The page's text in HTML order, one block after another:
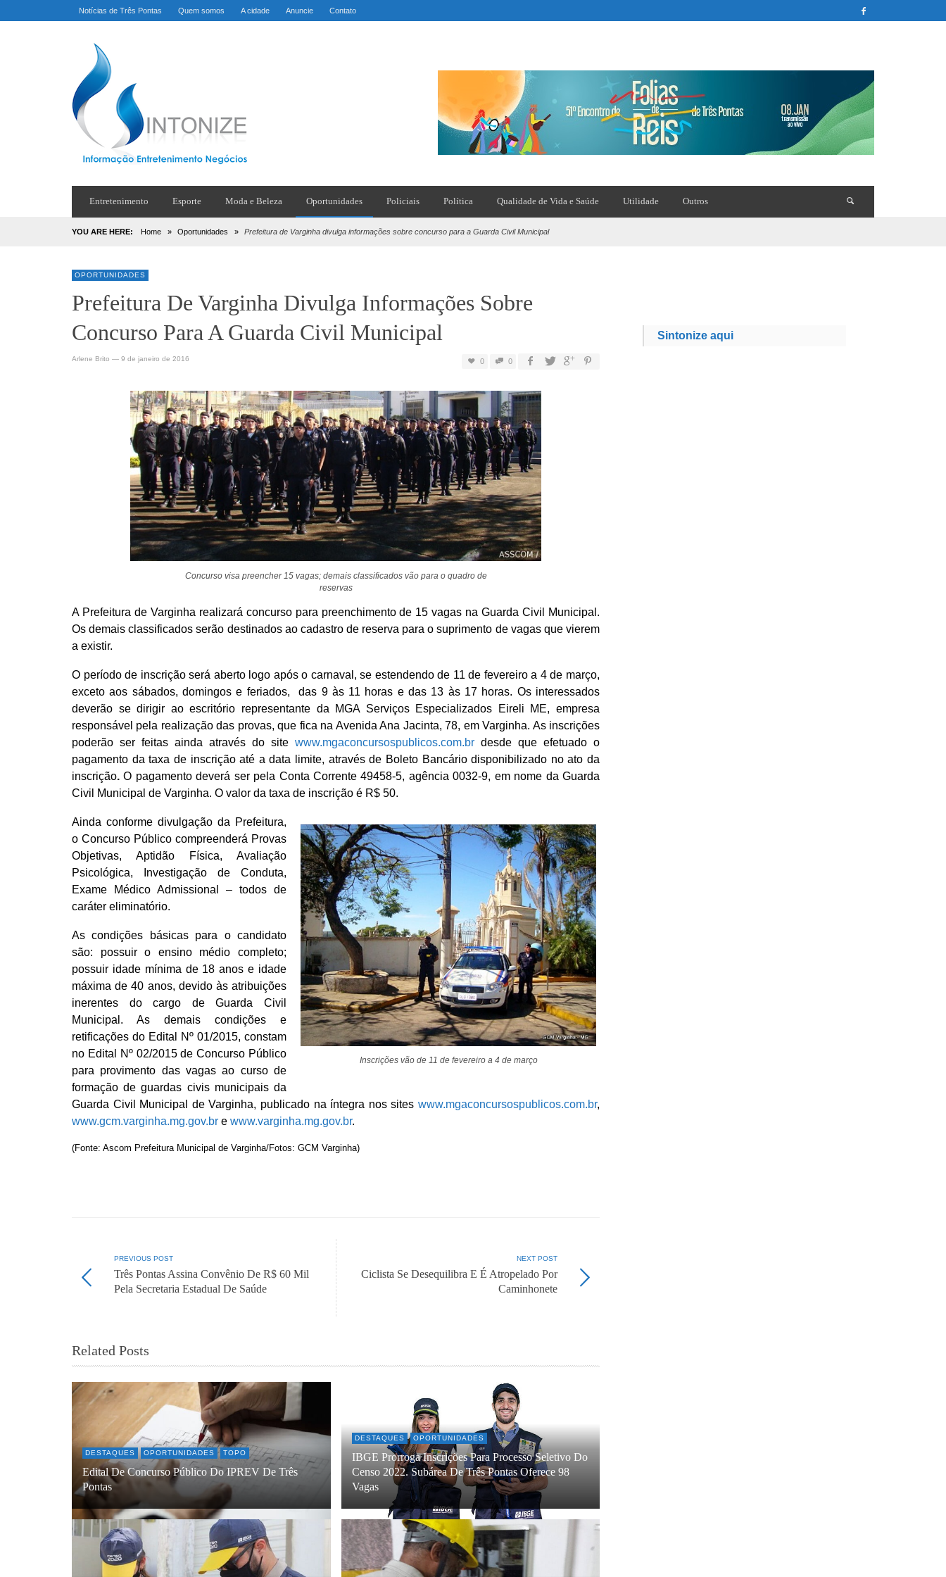
Notícias de Três Pontas Quem somos A cidade Anuncie Contato
Entretenimento Esporte Moda e Beleza Oportunidades Policiais Política Qualidade de Vida e Saúde Utilidade Outros
YOU ARE HERE: Home » Oportunidades » Prefeitura de Varginha divulga informações sobre concurso para a Guarda Civil Municipal
OPORTUNIDADES
Prefeitura De Varginha Divulga Informações Sobre
Concurso Para A Guarda Civil Municipal
Arlene Brito — 9 de janeiro de 2016 0 0
Concurso visa preencher 15 vagas; demais classificados vão para o quadro de
reservas
A Prefeitura de Varginha realizará concurso para preenchimento de 15 vagas na Guarda Civil Municipal.
Os demais classificados serão destinados ao cadastro de reserva para o suprimento de vagas que vierem
a existir.
O período de inscrição será aberto logo após o carnaval, se estendendo de 11 de fevereiro a 4 de março,
exceto aos sábados, domingos e feriados, das 9 às 11 horas e das 13 às 17 horas. Os interessados
deverão se dirigir ao escritório representante da MGA Serviços Especializados Eireli ME, empresa
responsável pela realização das provas, que fica na Avenida Ana Jacinta, 78, em Varginha. As inscrições
poderão ser feitas ainda através do site www.mgaconcursospublicos.com.br desde que efetuado o
pagamento da taxa de inscrição até a data limite, através de Boleto Bancário disponibilizado no ato da
inscrição.O pagamento deverá ser pela Conta Corrente 49458-5, agência 0032-9, em nome da Guarda
Civil Municipal de Varginha. O valor da taxa de inscrição é R$ 50.
Inscrições vão de 11 de fevereiro a 4 de março
Ainda conforme divulgação da Prefeitura,
o Concurso Público compreenderá Provas
Objetivas, Aptidão Física, Avaliação
Psicológica, Investigação de Conduta,
Exame Médico Admissional – todos de
caráter eliminatório.
As condições básicas para o candidato
são: possuir o ensino médio completo;
possuir idade mínima de 18 anos e idade
máxima de 40 anos, devido às atribuições
inerentes do cargo de Guarda Civil
Municipal. As demais condições e
retificações do Edital Nº 01/2015, constam
no Edital Nº 02/2015 de Concurso Público
para provimento das vagas ao curso de
formação de guardas civis municipais da
Guarda Civil Municipal de Varginha, publicado na íntegra nos sites www.mgaconcursospublicos.com.br,
www.gcm.varginha.mg.gov.br e www.varginha.mg.gov.br.
(Fonte: Ascom Prefeitura Municipal de Varginha/Fotos: GCM Varginha)
PREVIOUS POST
Três Pontas Assina Convênio De R$ 60 Mil
Pela Secretaria Estadual De Saúde
NEXT POST
Ciclista Se Desequilibra E É Atropelado Por
Caminhonete
Related Posts
DESTAQUES OPORTUNIDADES TOPO
Edital De Concurso Público Do IPREV De Três
Pontas
DESTAQUES OPORTUNIDADES
IBGE Prorroga Inscrições Para Processo Seletivo Do
Censo 2022. Subárea De Três Pontas Oferece 98
Vagas
Sintonize aqui